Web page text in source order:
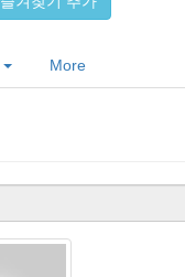
More